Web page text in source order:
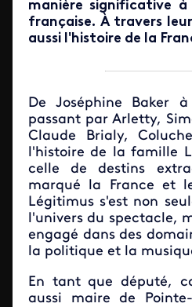
manière significative
française. À travers
aussi l'histoire de la
De Joséphine Baker
passant par Arletty,
Claude Brialy,
l'histoire de la famille
celle de destins
marqué la France et
Légitimus s'est non
l'univers du spectacle,
engagé dans des
la politique et la
En tant que député,
aussi maire de